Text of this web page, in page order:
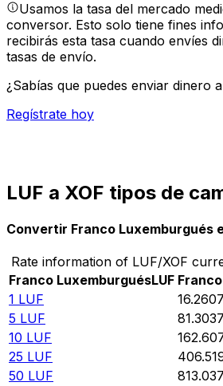
Usamos la tasa del mercado
conversor. Esto solo tiene fines
recibirás esta tasa cuando envíes
tasas de envío.
¿Sabías que puedes enviar dinero
Regístrate hoy
LUF a XOF tipos de
Convertir Franco Luxemburgués
Rate information of LUF/XOF
Franco LuxemburguésLUF
1 LUF 16.2607
5 LUF 81.3037
10 LUF
25 LUF
50 LUF 813.037